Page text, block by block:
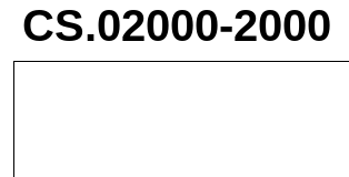
CS.02000-2000